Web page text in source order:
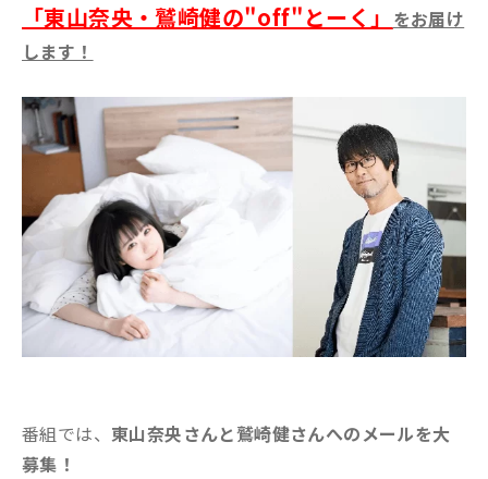
「東山奈央・鷲崎健の"off"とーく」 をお届け
します！
番組では、 東山奈央さんと鷲崎健さんへのメールを大
募集！